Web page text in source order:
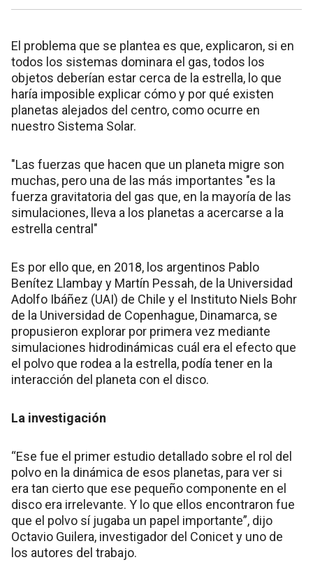
El problema que se plantea es que, explicaron, si en
todos los sistemas dominara el gas, todos los
objetos deberían estar cerca de la estrella, lo que
haría imposible explicar cómo y por qué existen
planetas alejados del centro, como ocurre en
nuestro Sistema Solar.
"Las fuerzas que hacen que un planeta migre son
muchas, pero una de las más importantes "es la
fuerza gravitatoria del gas que, en la mayoría de las
simulaciones, lleva a los planetas a acercarse a la
estrella central"
Es por ello que, en 2018, los argentinos Pablo
Benítez Llambay y Martín Pessah, de la Universidad
Adolfo Ibáñez (UAI) de Chile y el Instituto Niels Bohr
de la Universidad de Copenhague, Dinamarca, se
propusieron explorar por primera vez mediante
simulaciones hidrodinámicas cuál era el efecto que
el polvo que rodea a la estrella, podía tener en la
interacción del planeta con el disco.
La investigación
“Ese fue el primer estudio detallado sobre el rol del
polvo en la dinámica de esos planetas, para ver si
era tan cierto que ese pequeño componente en el
disco era irrelevante. Y lo que ellos encontraron fue
que el polvo sí jugaba un papel importante”, dijo
Octavio Guilera, investigador del Conicet y uno de
los autores del trabajo.